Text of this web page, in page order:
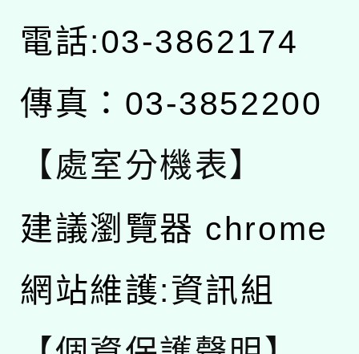
電話:03-3862174
傳真：03-3852200
【處室分機表】
建議瀏覽器 chrome
網站維護:資訊組